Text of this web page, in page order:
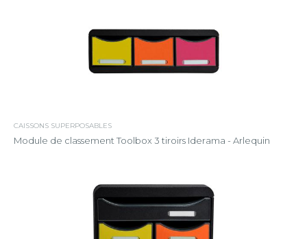
CAISSONS SUPERPOSABLES
Module de classement Toolbox 3 tiroirs Iderama - Arlequin